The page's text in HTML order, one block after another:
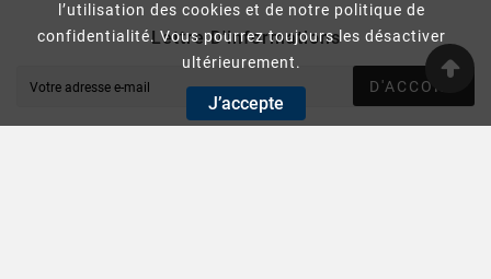
l’utilisation des cookies et de notre politique de
confidentialité. Vous pourrez toujours les désactiver
ultérieurement.
J’accepte
Lettre D'informations
D'ACCORD